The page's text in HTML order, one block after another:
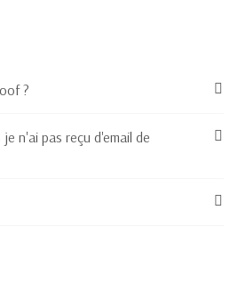
?
je n'ai pas reçu d'email de